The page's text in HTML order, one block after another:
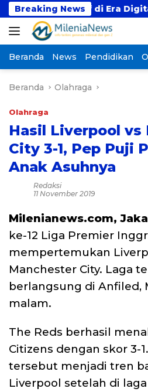
Langsung
ke
konten
Breaking News
di Era Digital
Beranda News Pendidikan
Beranda Olahraga
Olahraga
Hasil Liverpool vs
City 3-1, Pep Puji
Anak Asuhnya
Redaksi
11 November 2019
Milenianews.com,
ke-12 Liga Premier
mempertemukan
Manchester City. Laga
berlangsung di Anfiled,
malam.
The Reds berhasil
Citizens dengan skor 3-
tersebut menjadi tren
Liverpool setelah di